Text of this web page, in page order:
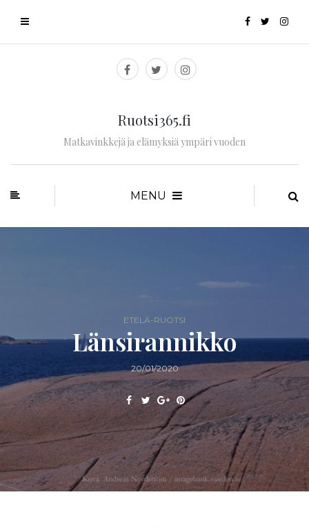
Ruotsi365.fi
Matkavinkkejä ja elämyksiä ympäri vuoden
MENU
ETELÄ-RUOTSI
Länsirannikko
20/01/2020